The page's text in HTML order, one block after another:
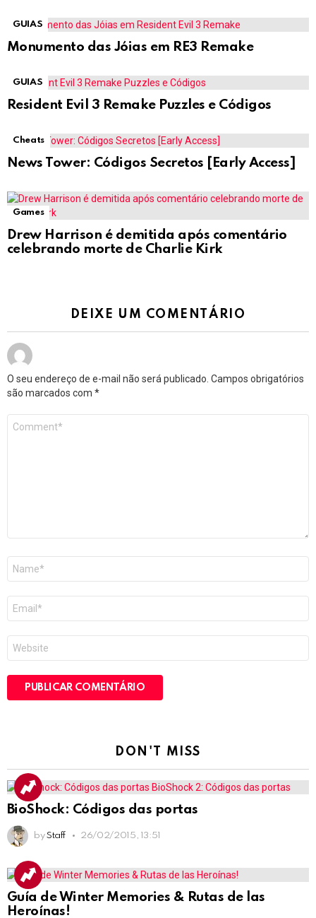
GUIAS
Monumento das Jóias em RE3 Remake
GUIAS
Resident Evil 3 Remake Puzzles e Códigos
Cheats
News Tower: Códigos Secretos [Early Access]
Games
Drew Harrison é demitida após comentário
celebrando morte de Charlie Kirk
DEIXE UM COMENTÁRIO
O seu endereço de e-mail não será publicado. Campos obrigatórios
são marcados com *
mail
*
DON'T MISS
BioShock: Códigos das portas
by Staff 26/02/2015, 13:51
Guía de Winter Memories & Rutas de las
Heroínas!